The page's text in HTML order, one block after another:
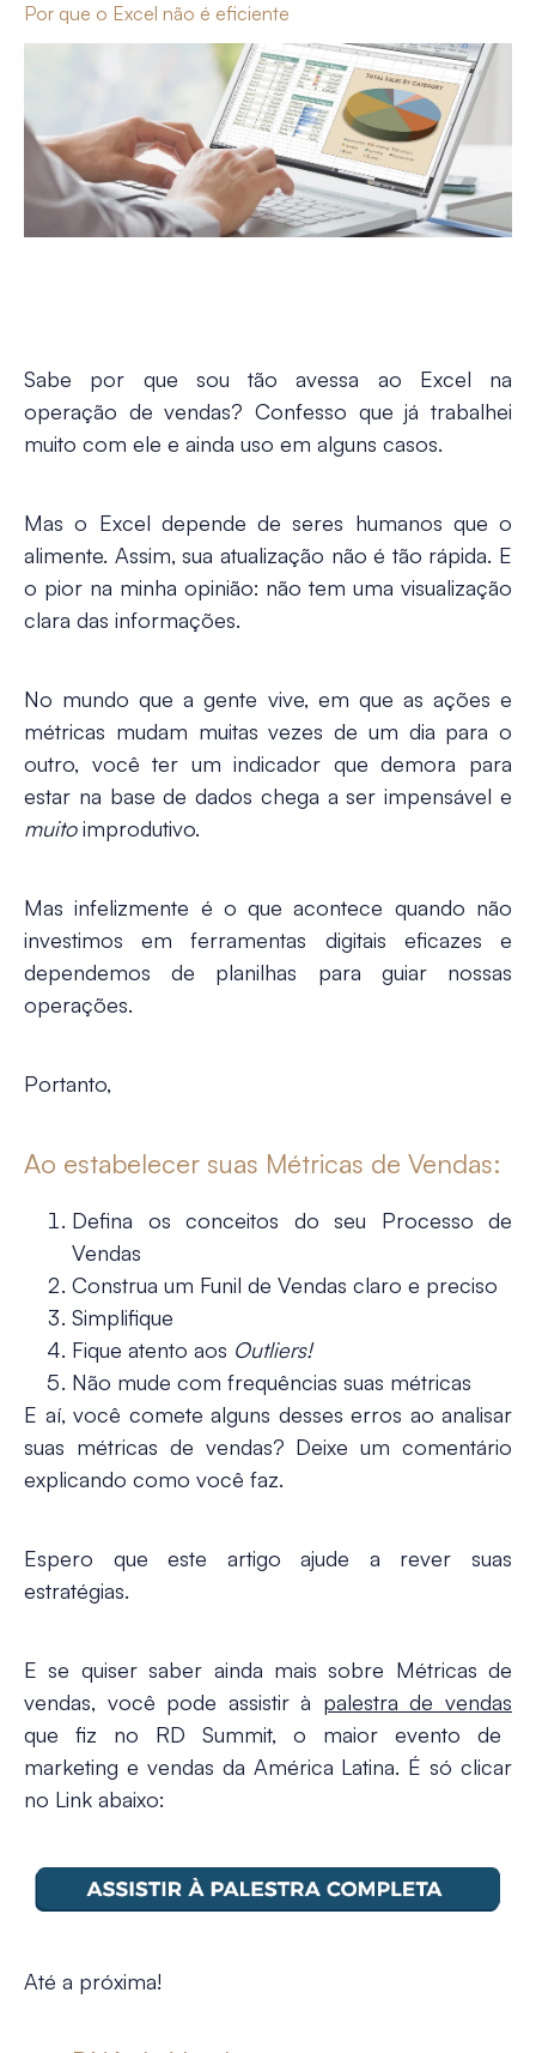
Por que o Excel não é eficiente
Sabe por que sou tão avessa ao Excel na
operação de vendas? Confesso que já trabalhei
muito com ele e ainda uso em alguns casos.
Mas o Excel depende de seres humanos que o
alimente. Assim, sua atualização não é tão rápida. E
o pior na minha opinião: não tem uma visualização
clara das informações.
No mundo que a gente vive, em que as ações e
métricas mudam muitas vezes de um dia para o
outro, você ter um indicador que demora para
estar na base de dados chega a ser impensável e
muitoimprodutivo.
Mas infelizmente é o que acontece quando não
investimos em ferramentas digitais eficazes e
dependemos de planilhas para guiar nossas
operações.
Portanto,
Ao estabelecer suas Métricas de Vendas:
Defina os conceitos do seu Processo de
Vendas
Construa um Funil de Vendas claro e preciso
Simplifique
Fique atento aos Outliers!
Não mude com frequências suas métricas
E aí, você comete alguns desses erros ao analisar
suas métricas de vendas? Deixe um comentário
explicando como você faz.
Espero que este artigo ajude a rever suas
estratégias.
E se quiser saber ainda mais sobre Métricas de
vendas, você pode assistir à palestra de vendas
que fiz no RD Summit, o maior evento de
marketing e vendas da América Latina. É só clicar
no Link abaixo:
Até a próxima!